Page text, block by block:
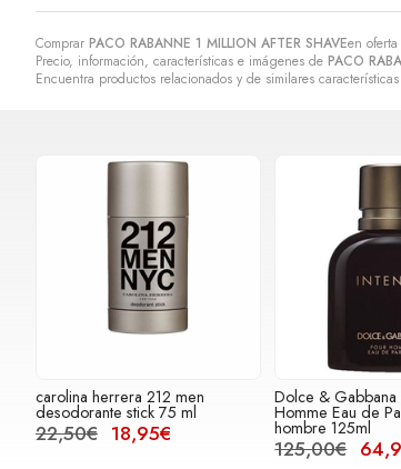
Comprar PACO RABANNE 1 MILLION AFTER SHAVEen
Precio, información, características e imágenes de PACO
Encuentra productos relacionados y de similares
carolina herrera 212 men
desodorante stick 75 ml
22,50€ 18,95€
Dolce & Gabbana
Homme Eau de
hombre 125ml
125,00€